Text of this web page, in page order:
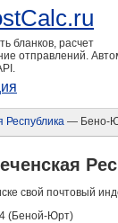
бланков, расчет
отправлений.
Республика — Бено-
свой почтовый
(Беной-Юрт)